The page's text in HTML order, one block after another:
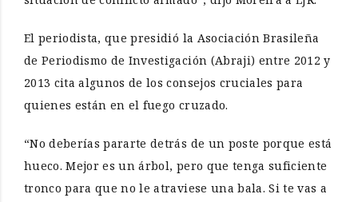
El periodista, que presidió la Asociación Brasileña
de Periodismo de Investigación (Abraji) entre 2012 y
2013 cita algunos de los consejos cruciales para
quienes están en el fuego cruzado.
“No deberías pararte detrás de un poste porque está
hueco. Mejor es un árbol, pero que tenga suficiente
tronco para que no le atraviese una bala. Si te vas a